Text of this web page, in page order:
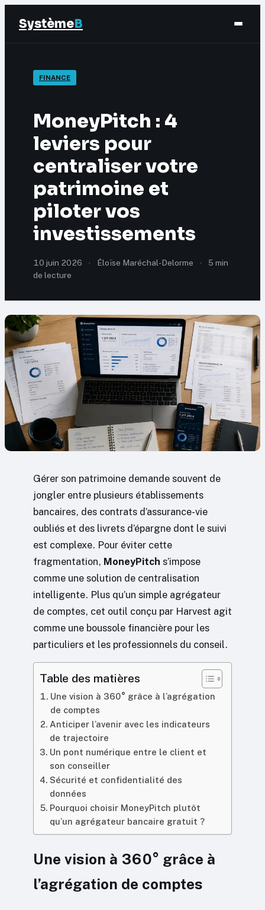
SystèmeB
Finance
Éducation & Emploi
Marketing
FINANCE
MoneyPitch : 4
leviers pour
centraliser votre
patrimoine et
piloter vos
investissements
10 juin 2026 · Éloïse Maréchal-Delorme ·
5 min
de lecture
Gérer son patrimoine demande souvent de
jongler entre plusieurs établissements
bancaires, des contrats d’assurance-vie
oubliés et des livrets d’épargne dont le suivi
est complexe. Pour éviter cette
fragmentation, MoneyPitch s’impose
comme une solution de centralisation
intelligente. Plus qu’un simple agrégateur
de comptes, cet outil conçu par Harvest agit
comme une boussole financière pour les
particuliers et les professionnels du conseil.
Table des matières
Une vision à 360° grâce à l’agrégation
de comptes
Anticiper l’avenir avec les indicateurs
de trajectoire
Un pont numérique entre le client et
son conseiller
Sécurité et confidentialité des
données
Pourquoi choisir MoneyPitch plutôt
qu’un agrégateur bancaire gratuit ?
Une vision à 360° grâce à
l’agrégation de comptes